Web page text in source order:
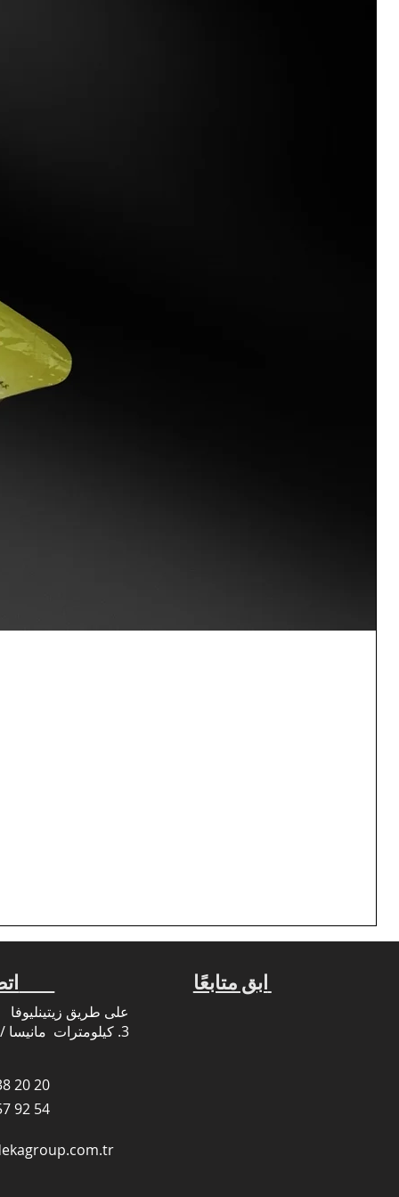
على طريق زيتينليوفا
3. كيلومترات
مانيسا /
20 20
92 54